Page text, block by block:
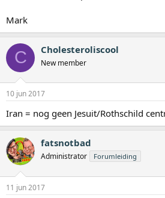
Mark
C Cholesteroliscool
New member
10 jun 2017
Iran = nog geen Jesuit/Rothschild
fatsnotbad
Administrator Forumleiding
11 jun 2017